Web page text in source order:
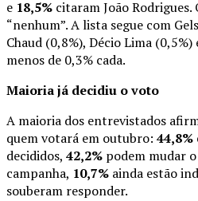
e 18,5% citaram João
“nenhum”. A lista segue com
Chaud (0,8%), Décio Lima
menos de 0,3% cada.
Maioria já decidiu o voto
A maioria dos entrevistados
quem votará em outubro: 44,8%
decididos, 42,2% podem mudar
campanha, 10,7% ainda estão
souberam responder.